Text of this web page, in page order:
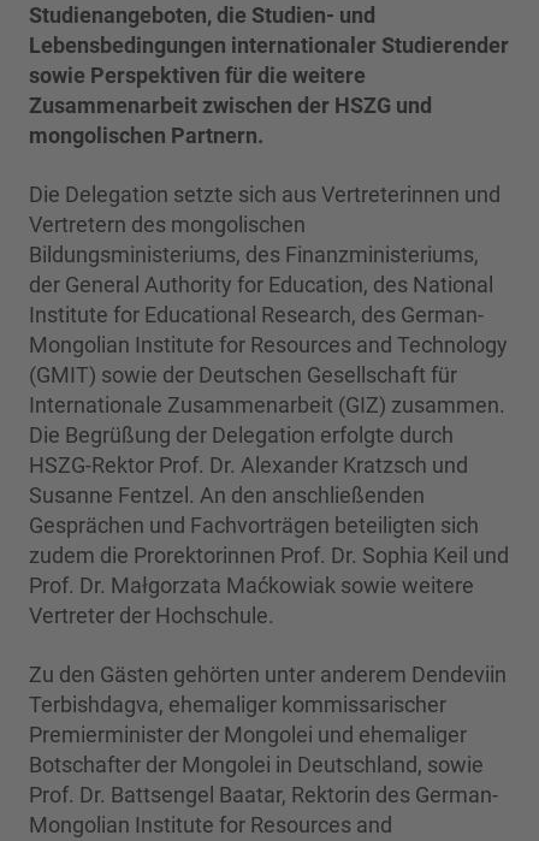
Studienangeboten, die Studien- und
Lebensbedingungen internationaler Studierender
sowie Perspektiven für die weitere
Zusammenarbeit zwischen der HSZG und
mongolischen Partnern.
Die Delegation setzte sich aus Vertreterinnen und
Vertretern des mongolischen
Bildungsministeriums, des Finanzministeriums,
der General Authority for Education, des National
Institute for Educational Research, des German-
Mongolian Institute for Resources and Technology
(GMIT) sowie der Deutschen Gesellschaft für
Internationale Zusammenarbeit (GIZ) zusammen.
Die Begrüßung der Delegation erfolgte durch
HSZG-Rektor Prof. Dr. Alexander Kratzsch und
Susanne Fentzel. An den anschließenden
Gesprächen und Fachvorträgen beteiligten sich
zudem die Prorektorinnen Prof. Dr. Sophia Keil und
Prof. Dr. Małgorzata Maćkowiak sowie weitere
Vertreter der Hochschule.
Zu den Gästen gehörten unter anderem Dendeviin
Terbishdagva, ehemaliger kommissarischer
Premierminister der Mongolei und ehemaliger
Botschafter der Mongolei in Deutschland, sowie
Prof. Dr. Battsengel Baatar, Rektorin des German-
Mongolian Institute for Resources and